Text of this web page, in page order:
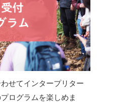
せてインタープリター
ログラムを楽しめま